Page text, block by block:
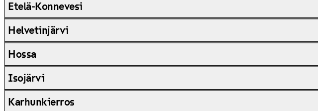
Etelä-Konnevesi
Helvetinjärvi
Hossa
Isojärvi
Karhunkierros